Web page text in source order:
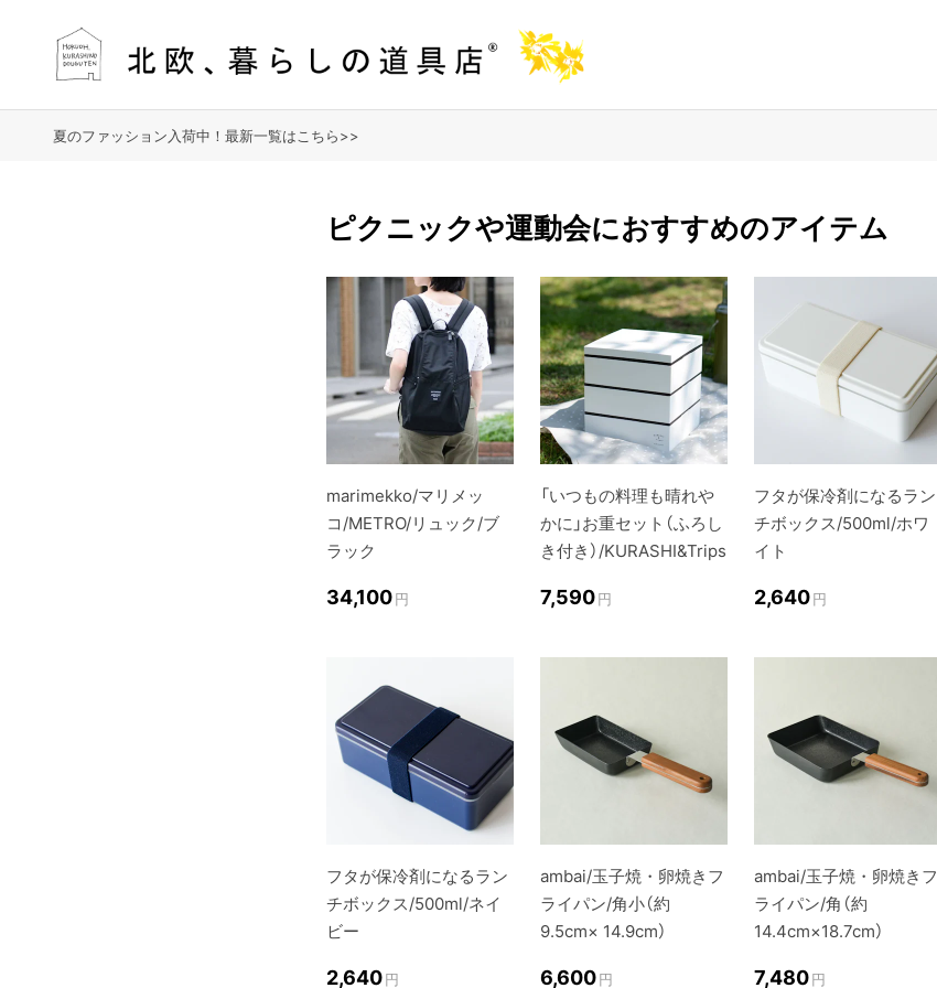
夏のファッション入荷中！最新一覧はこちら>>
ピクニックや運動会におすすめのアイテム
marimekko/マリメッ
コ/METRO/リュック/ブ
ラック
34,100円
「いつもの料理も晴れや
かに」お重セット（ふろし
き付き）/KURASHI&Trips
7,590円
フタが保冷剤になるラン
チボックス/500ml/ホワ
イト
2,640円
フタが保冷剤になるラン
チボックス/500ml/ネイ
ビー
2,640円
ambai/玉子焼・卵焼きフ
ライパン/角小（約
9.5cm× 14.9cm）
6,600円
ambai/玉子焼・卵焼きフ
ライパン/角（約
14.4cm×18.7cm）
7,480円